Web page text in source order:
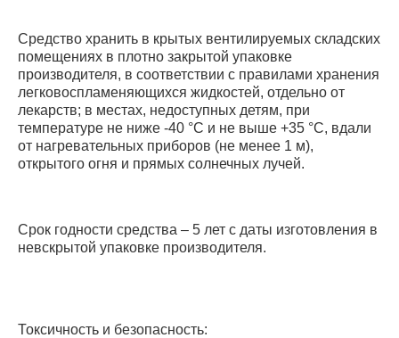
Средство хранить в крытых вентилируемых складских
помещениях в плотно закрытой упаковке
производителя, в соответствии с правилами хранения
легковоспламеняющихся жидкостей, отдельно от
лекарств; в местах, недоступных детям, при
температуре не ниже -40 °С и не выше +35 °С, вдали
от нагревательных приборов (не менее 1 м),
открытого огня и прямых солнечных лучей.
Срок годности средства – 5 лет с даты изготовления в
невскрытой упаковке производителя.
Токсичность и безопасность: